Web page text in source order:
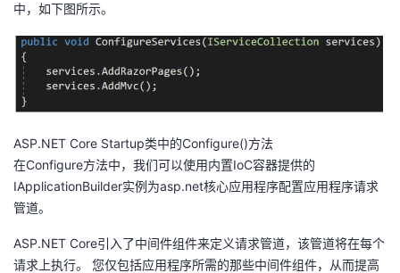
中，如下图所示。
ASP.NET Core Startup类中的Configure()方法
在Configure方法中，我们可以使用内置IoC容器提供的
IApplicationBuilder实例为asp.net核心应用程序配置应用程序请求
管道。
ASP.NET Core引入了中间件组件来定义请求管道，该管道将在每个
请求上执行。 您仅包括应用程序所需的那些中间件组件，从而提高